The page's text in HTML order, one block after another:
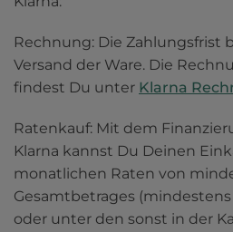
Rechnung: Die Zahlungsfrist
Versand der Ware. Die
findest Du unter Klarna
Ratenkauf: Mit dem
Klarna kannst Du Deinen
monatlichen Raten von
Gesamtbetrages (mindestens
oder unter den sonst in der